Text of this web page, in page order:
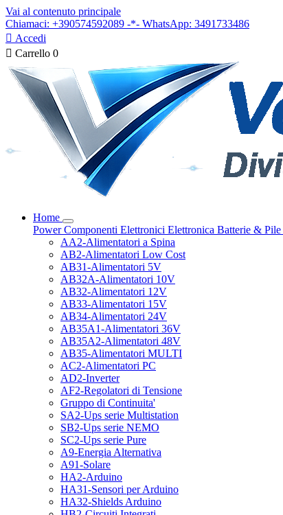
Vai al contenuto principale
Chiamaci: +390574592089 -*- WhatsApp: 3491733486
 Accedi
 Carrello 0
Home
PowerComponenti Elettronici Elettronica Batterie & Pile
AA2-Alimentatori a Spina
AB2-Alimentatori Low Cost
AB31-Alimentatori 5V
AB32A-Alimentatori 10V
AB32-Alimentatori 12V
AB33-Alimentatori 15V
AB34-Alimentatori 24V
AB35A1-Alimentatori 36V
AB35A2-Alimentatori 48V
AB35-Alimentatori MULTI
AC2-Alimentatori PC
AD2-Inverter
AF2-Regolatori di Tensione
Gruppo di Continuita'
SA2-Ups serie Multistation
SB2-Ups serie NEMO
SC2-Ups serie Pure
A9-Energia Alternativa
A91-Solare
HA2-Arduino
HA31-Sensori per Arduino
HA32-Shields Arduino